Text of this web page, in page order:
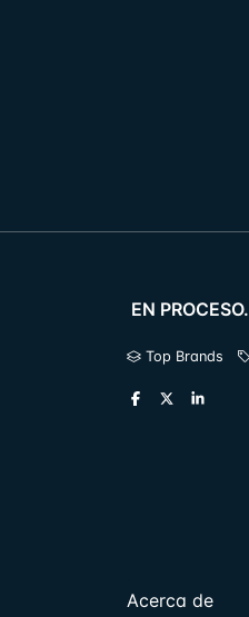
EN PROCESO.
Top Brands
Acerca de